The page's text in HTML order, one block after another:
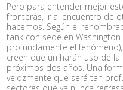
Pero para entender mejor
fronteras, ir al encuentro de
hacemos. Según el
tank con sede en
profundamente el
creen que un harán uso de
próximos dos años. Una
velozmente que será tan